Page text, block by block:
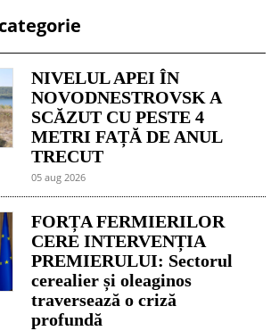
NIVELUL APEI ÎN
NOVODNESTROVSK A
SCĂZUT CU PESTE 4
METRI FAȚĂ DE ANUL
TRECUT
05 aug 2026
FORȚA FERMIERILOR
CERE INTERVENȚIA
PREMIERULUI: Sectorul
cerealier și oleaginos
traversează o criză
profundă